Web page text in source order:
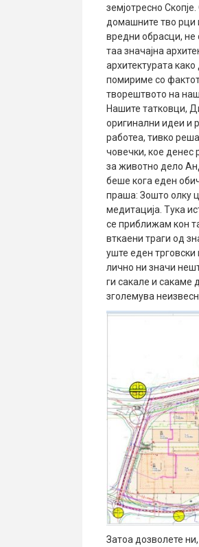
земјотресно
домашните тво рци
вредни обрасци, не
таа значајна
архитектурата
помириме со
творештвото на
Нашите татковци,
оригинални идеи и
работеа, тивко
човечки, кое денес
за животно дело
беше кога еден
праша: Зошто олку
медитација. Тука
се приближам кон
вткаени траги од
уште еден трговски
лично ни значи
ги сакале и сакаме
зголемува
Затоа дозволете